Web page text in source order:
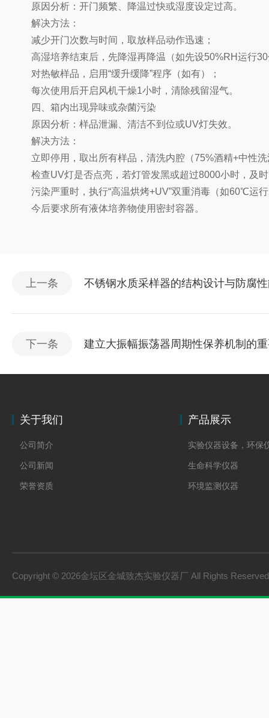
原因分析：开门频繁、降温过快或湿度设定过高。
解决方法：
减少开门次数与时间，取放样品动作迅速；
高湿培养结束后，先降湿再降温（如先设50%RH运行30
对热敏样品，启用“缓升缓降”程序（如有）；
每次使用后开启风机干燥1小时，清除残留湿气。
四、箱内出现异味或杂菌污染
原因分析：样品泄漏、清洁不到位或UV灯失效。
解决方法：
立即停用，取出所有样品，清洗内腔（75%酒精+中性洗
检查UV灯是否点亮，若灯管发黑或超过8000小时，及时
污染严重时，执行“高温烘烤+UV”双重消毒（如60℃运行
今后要求所有液体培养物使用密封容器。
上一条 不锈钢水质采样器的结构设计与防腐
下一条 建立大振幅振荡器周期性保养机制的
关于我们
公司简介
公司新闻
荣誉资质
产品展示
实验仪器设备，环保
生命科学仪器
环境监测仪器
Copyright © 2026金坛区金城致杰实验仪器厂 All Rights